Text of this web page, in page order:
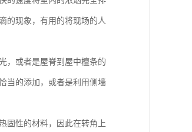
的现象，有用的将现场的人
，或者是屋脊到屋中檀条的
当的添加，或者是利用侧墙
固性的材料，因此在转角上